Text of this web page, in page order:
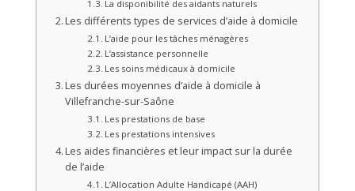
La disponibilité des aidants naturels
Les différents types de services d’aide à domicile
L’aide pour les tâches ménagères
L’assistance personnelle
Les soins médicaux à domicile
Les durées moyennes d’aide à domicile à
Villefranche-sur-Saône
Les prestations de base
Les prestations intensives
Les aides financières et leur impact sur la durée
de l’aide
L’Allocation Adulte Handicapé (AAH)